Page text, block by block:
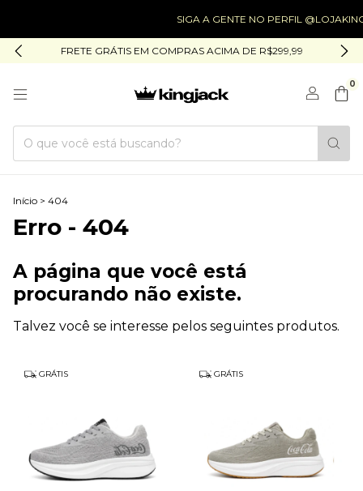
SIGA A GENTE NO PERFIL
FRETE GRÁTIS EM COMPRAS ACIMA DE R$299,99
0
Início > 404
Erro - 404
A página que você está
procurando não existe.
Talvez você se interesse pelos seguintes produtos.
GRÁTIS GRÁTIS